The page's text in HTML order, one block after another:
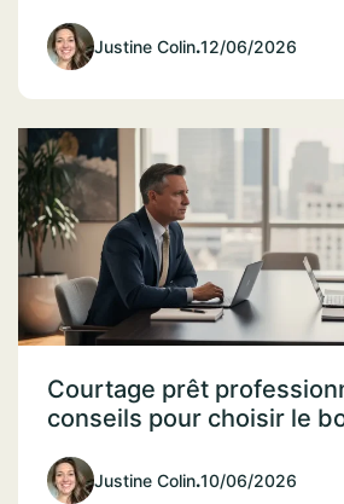
Justine Colin.12/06/2026
Courtage prêt
conseils pour choisir le
Justine Colin.10/06/2026